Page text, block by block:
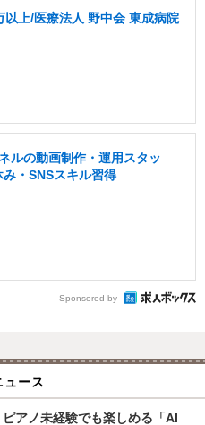
上/医療法人 野中会 東成病院
ルの動画制作・運用スタッ
・SNSスキル習得
Sponsored by
ュース
ピアノ未経験でも楽しめる「AI